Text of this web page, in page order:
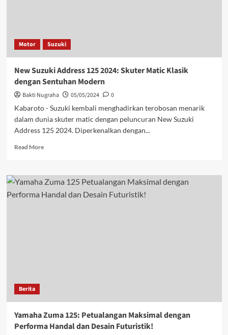
Motor Suzuki
New Suzuki Address 125 2024: Skuter Matic Klasik
dengan Sentuhan Modern
Bakti Nugraha 05/05/2024
0
Kabaroto - Suzuki kembali menghadirkan terobosan menarik
dalam dunia skuter matic dengan peluncuran New Suzuki
Address 125 2024. Diperkenalkan dengan...
Read More
Berita
Yamaha Zuma 125: Petualangan Maksimal dengan
Performa Handal dan Desain Futuristik!